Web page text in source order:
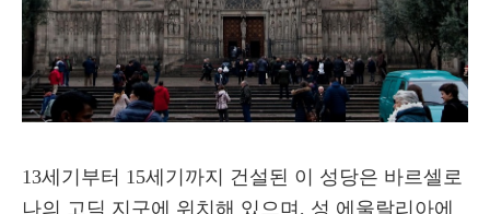
13세기부터 15세기까지 건설된 이 성당은 바르셀로
나의 고딕 지구에 위치해 있으며, 성 에울랄리아에